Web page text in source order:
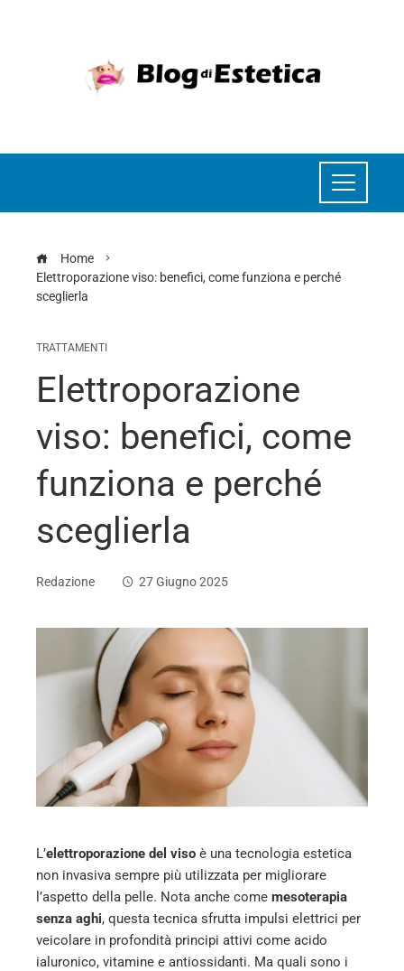
Home
Elettroporazione viso: benefici, come funziona e perché
sceglierla
TRATTAMENTI
Elettroporazione
viso: benefici, come
funziona e perché
sceglierla
Redazione 27 Giugno 2025
L’elettroporazione del viso è una tecnologia estetica
non invasiva sempre più utilizzata per migliorare
l’aspetto della pelle. Nota anche come mesoterapia
senza aghi, questa tecnica sfrutta impulsi elettrici per
veicolare in profondità principi attivi come acido
ialuronico, vitamine e antiossidanti. Ma quali sono i